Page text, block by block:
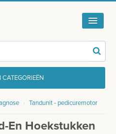
CATEGORIEËN
› Tandunit - pedicuremotor
En Hoekstukken